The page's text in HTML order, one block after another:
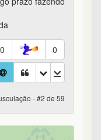
0 0
- #2 de 59